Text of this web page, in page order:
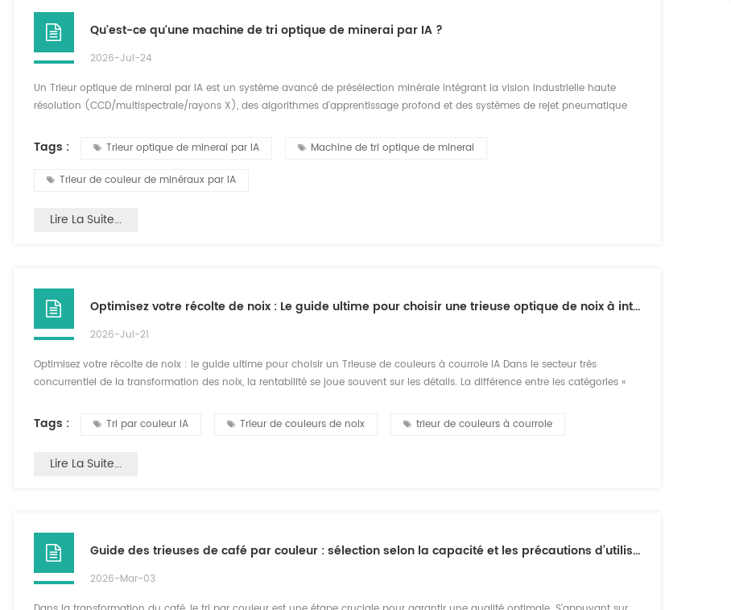
Qu'est-ce qu'une machine de tri optique de minerai par IA ?
2026-Jul-24
Un Trieur optique de minerai par IA est un système avancé de présélection minérale intégrant la vision industrielle haute
résolution (CCD/multispectrale/rayons X), des algorithmes d'apprentissage profond et des systèmes de rejet pneumatique
de minéraux par IA analysent l...
Tags : Trieur optique de minerai par IA Machine de tri optique de minerai
Trieur de couleur de minéraux par IA
Lire La Suite...
Optimisez votre récolte de noix : Le guide ultime pour choisir une trieuse optique de noix à intelligence artificielle
2026-Jul-21
Optimisez votre récolte de noix : le guide ultime pour choisir un Trieuse de couleurs à courroie IA Dans le secteur très
concurrentiel de la transformation des noix, la rentabilité se joue souvent sur les détails. La différence entre les catégories «
cerneaux. Que vous ayez à gérer de...
Tags : Tri par couleur IA Trieur de couleurs de noix trieur de couleurs à courroie
Lire La Suite...
Guide des trieuses de café par couleur : sélection selon la capacité et les précautions d’utilisation
2026-Mar-03